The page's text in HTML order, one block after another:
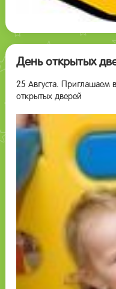
День открытых
25 Августа. Приглашаем
открытых дверей